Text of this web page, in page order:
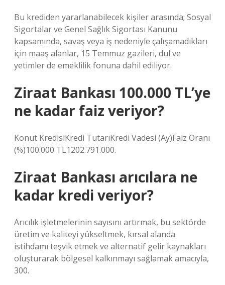
Bu krediden yararlanabilecek kişiler arasında; Sosyal
Sigortalar ve Genel Sağlık Sigortası Kanunu
kapsamında, savaş veya iş nedeniyle çalışamadıkları
için maaş alanlar, 15 Temmuz gazileri, dul ve
yetimler de emeklilik fonuna dahil ediliyor.
Ziraat Bankası 100.000 TL’ye
ne kadar faiz veriyor?
Konut KredisiKredi TutarıKredi Vadesi (Ay)Faiz Oranı
(%)100.000 TL1202.791.000.
Ziraat Bankası arıcılara ne
kadar kredi veriyor?
Arıcılık işletmelerinin sayısını artırmak, bu sektörde
üretim ve kaliteyi yükseltmek, kırsal alanda
istihdamı teşvik etmek ve alternatif gelir kaynakları
oluşturarak bölgesel kalkınmayı sağlamak amacıyla,
300.